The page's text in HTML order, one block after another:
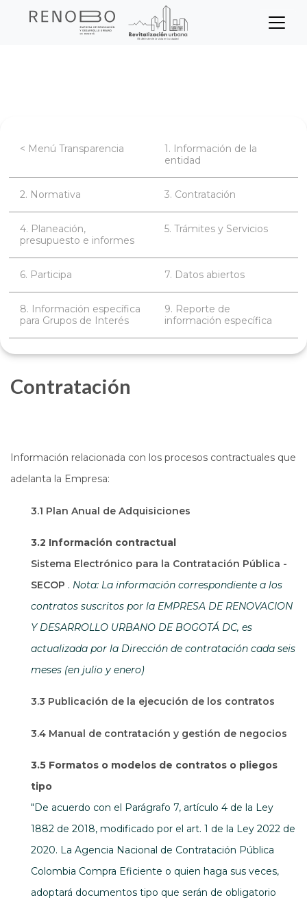
Sitio Web Empresa de
Transparencia
< Menú Transparencia
1. Información de la
entidad
2. Normativa 3. Contratación
4. Planeación,
presupuesto e informes
5. Trámites y Servicios
6. Participa 7. Datos abiertos
8. Información específica
para Grupos de Interés
9. Reporte de
información específica
Contratación
Información relacionada con los procesos contractuales que
adelanta la Empresa:
3.1 Plan Anual de Adquisiciones
3.2 Información contractual
Sistema Electrónico para la Contratación Pública -
SECOP Abre en una nueva ventana
. Nota: La información correspondiente a los
contratos suscritos por la EMPRESA DE RENOVACION
Y DESARROLLO URBANO DE BOGOTÁ DC, es
actualizada por la Dirección de contratación cada seis
meses (en julio y enero)
3.3 Publicación de la ejecución de los contratos
3.4 Manual de contratación y gestión de negocios
3.5 Formatos o modelos de contratos o pliegos
tipo
"De acuerdo con el Parágrafo 7, artículo 4 de la Ley
1882 de 2018, modificado por el art. 1 de la Ley 2022 de
2020. La Agencia Nacional de Contratación Pública
Colombia Compra Eficiente o quien haga sus veces,
adoptará documentos tipo que serán de obligatorio